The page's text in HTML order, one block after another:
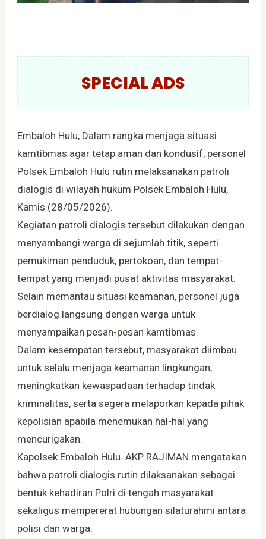
SPECIAL ADS
Embaloh Hulu, Dalam rangka menjaga situasi
kamtibmas agar tetap aman dan kondusif, personel
Polsek Embaloh Hulu rutin melaksanakan patroli
dialogis di wilayah hukum Polsek Embaloh Hulu,
Kamis (28/05/2026).
Kegiatan patroli dialogis tersebut dilakukan dengan
menyambangi warga di sejumlah titik, seperti
pemukiman penduduk, pertokoan, dan tempat-
tempat yang menjadi pusat aktivitas masyarakat.
Selain memantau situasi keamanan, personel juga
berdialog langsung dengan warga untuk
menyampaikan pesan-pesan kamtibmas.
Dalam kesempatan tersebut, masyarakat diimbau
untuk selalu menjaga keamanan lingkungan,
meningkatkan kewaspadaan terhadap tindak
kriminalitas, serta segera melaporkan kepada pihak
kepolisian apabila menemukan hal-hal yang
mencurigakan.
Kapolsek Embaloh Hulu AKP RAJIMAN mengatakan
bahwa patroli dialogis rutin dilaksanakan sebagai
bentuk kehadiran Polri di tengah masyarakat
sekaligus mempererat hubungan silaturahmi antara
polisi dan warga.